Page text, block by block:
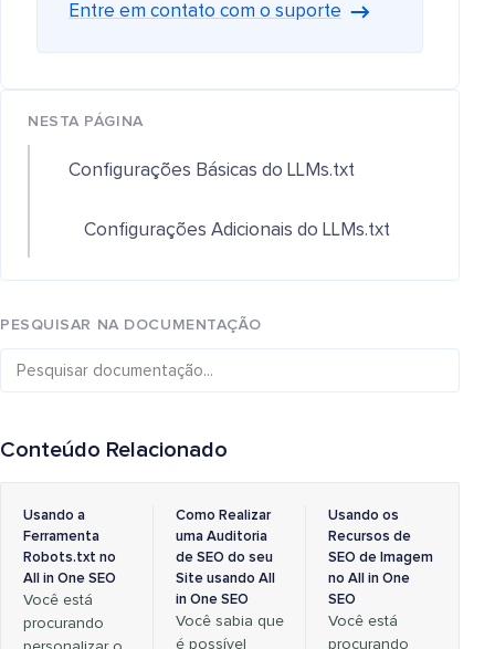
Entre em contato com o suporte
NESTA PÁGINA
Configurações Básicas do LLMs.txt
Configurações Adicionais do LLMs.txt
PESQUISAR NA DOCUMENTAÇÃO
Conteúdo Relacionado
Usando a
Ferramenta
Robots.txt no
All in One SEO
Você está
procurando
Como Realizar
uma Auditoria
de SEO do seu
Site usando All
in One SEO
Você sabia que
é possível
Usando os
Recursos de
SEO de Imagem
no All in One
SEO
Você está
procurando